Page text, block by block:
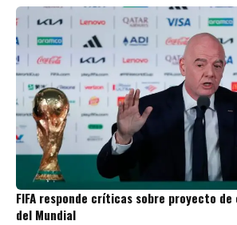
FIFA responde críticas sobre proyecto
del Mundial